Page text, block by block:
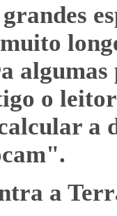
algumas
o
a
a